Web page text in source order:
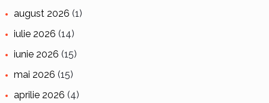
august 2026 (1)
iulie 2026 (14)
iunie 2026 (15)
mai 2026 (15)
aprilie 2026 (4)